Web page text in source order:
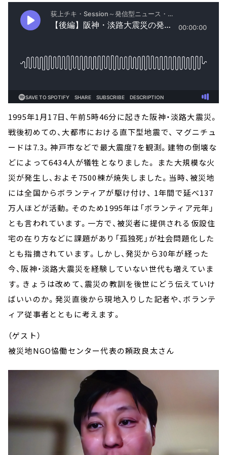
1995年1月17日、午前5時46分に起きた阪神・淡路大震災。
戦後初めての、大都市における直下型地震で、 マグニチュ
ードは7.3。神戸市などで最大震度7を観測。建物の倒壊な
どによって6434人が犠牲となりました。 また大規模な火
災が発生し、およそ7500棟が焼失しました。当時、被災地
には全国からボランティアが駆け付け、 1年間で延べ137
万人ほどが活動。そのため1995年は「ボランティア元年」
とも言われています。一方で、被災者に提供される仮設住
宅の在り方などに課題があり「孤独死」が社会問題化した
とも指摘されています。しかし、発災から30年が経った
今、阪神・淡路大震災を経験していない世代も増えていま
す。きょうは改めて、震災の教訓を後世にどう伝えていけ
ばいいのか。発災直後から現地入りした記者や、ボランテ
ィア従事者とともに考えます。
（ゲスト）
被災地NGO恊働センター代表の頼政良太さん